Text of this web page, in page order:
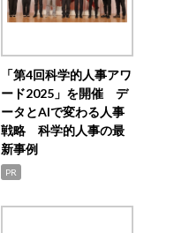
「第4回科学的人事アワ
ード2025」を開催 デ
ータとAIで変わる人事
戦略 科学的人事の最
新事例
PR